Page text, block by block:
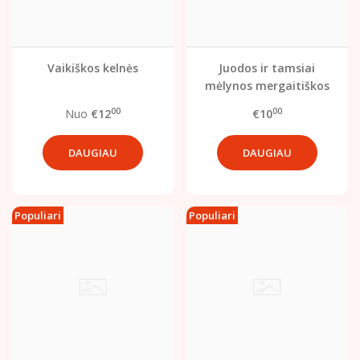
Vaikiškos kelnės
Nuo €1200
DAUGIAU
Juodos ir tamsiai
mėlynos mergaitiškos
€1000
DAUGIAU
Populiari Populiari